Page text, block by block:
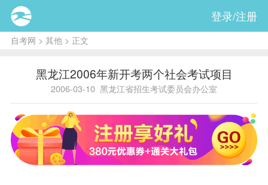
登录/注册
自考网 > 其他 > 正文
黑龙江2006年新开考两个社会考试项目
2006-03-10 黑龙江省招生考试委员会办公室